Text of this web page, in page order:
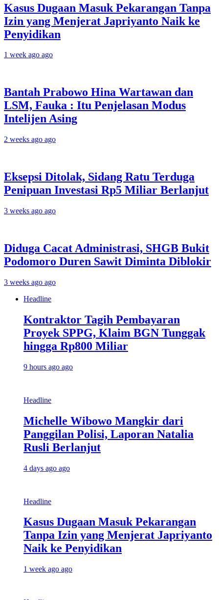
Kasus Dugaan Masuk Pekarangan Tanpa
Izin yang Menjerat Japriyanto Naik ke
Penyidikan
1 week ago ago
Bantah Prabowo Hina Wartawan dan
LSM, Fauka : Itu Penjelasan Modus
Intelijen Asing
2 weeks ago ago
Eksepsi Ditolak, Sidang Ratu Terduga
Penipuan Investasi Rp5 Miliar Berlanjut
3 weeks ago ago
Diduga Cacat Administrasi, SHGB Bukit
Podomoro Duren Sawit Diminta Diblokir
3 weeks ago ago
Headline
Kontraktor Tagih Pembayaran
Proyek SPPG, Klaim BGN Tunggak
hingga Rp800 Miliar
9 hours ago ago
Headline
Michelle Wibowo Mangkir dari
Panggilan Polisi, Laporan Natalia
Rusli Berlanjut
4 days ago ago
Headline
Kasus Dugaan Masuk Pekarangan
Tanpa Izin yang Menjerat Japriyanto
Naik ke Penyidikan
1 week ago ago